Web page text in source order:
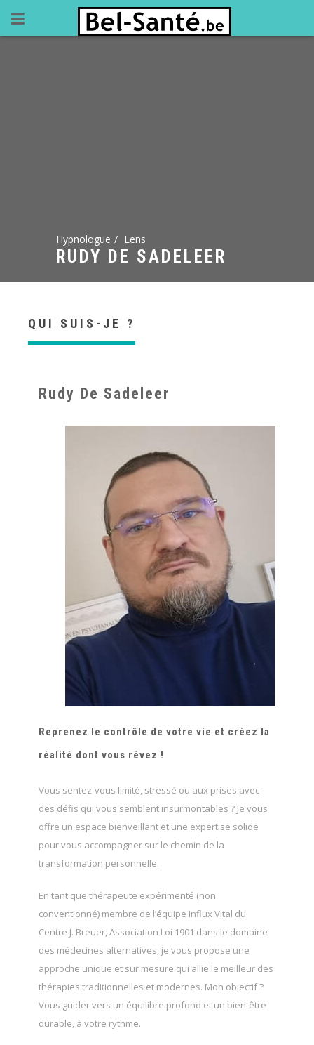
Hypnologue Lens
RUDY DE SADELEER
QUI SUIS-JE ?
Rudy De Sadeleer
Reprenez le contrôle de votre vie et créez la
réalité dont vous rêvez !
Vous sentez-vous limité, stressé ou aux prises avec
des défis qui vous semblent insurmontables ? Je vous
offre un espace bienveillant et une expertise solide
pour vous accompagner sur le chemin de la
transformation personnelle.
En tant que thérapeute expérimenté (non
conventionné) membre de l’équipe Influx Vital du
Centre J. Breuer, Association Loi 1901 dans le domaine
des médecines alternatives, je vous propose une
approche unique et sur mesure qui allie le meilleur des
thérapies traditionnelles et modernes. Mon objectif ?
Vous guider vers un équilibre profond et un bien-être
durable, à votre rythme.